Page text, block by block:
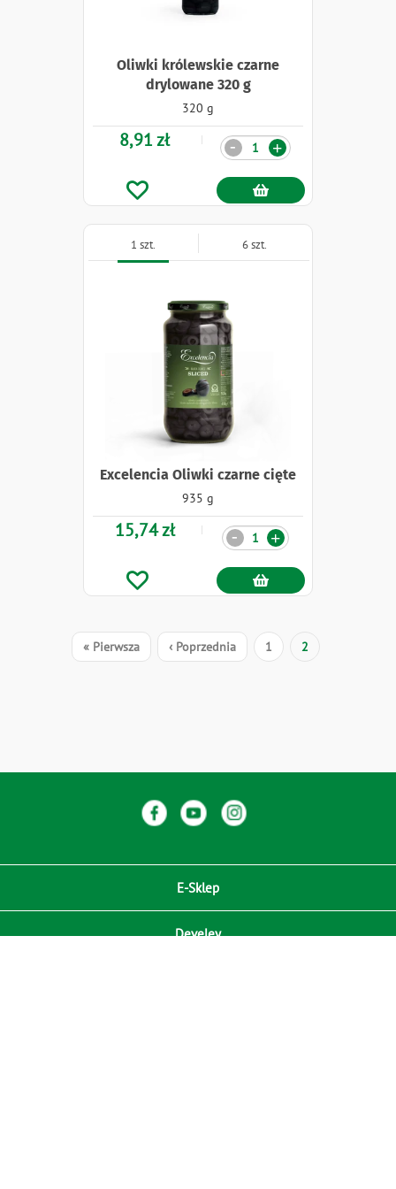
Oliwki królewskie czarne
drylowane 320 g
320 g
8,91 zł Ilość +
-
Excelencia Oliwki czarne cięte
935 g
15,74 zł
1 szt. 6 szt.
Ilość +
-
Stronicowanie
Pierwsza
strona
« Pierwsza
Poprzednia
strona
‹ Poprzednia Strona
1
Bieżąca
2
E-Sklep
Develey